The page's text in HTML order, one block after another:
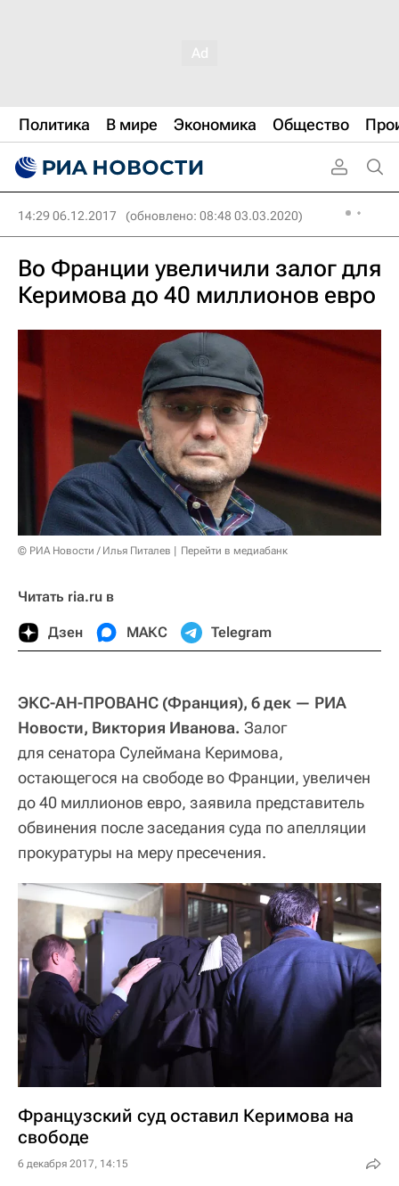
Политика В мире Экономика Общество
14:29 06.12.2017 (обновлено: 08:48 03.03.2020)
Во Франции увеличили залог для
Керимова до 40 миллионов евро
© РИА Новости / Илья Питалев Перейти в медиабанк
Читать ria.ru в
Дзен МАКС Telegram
ЭКС-АН-ПРОВАНС (Франция), 6 дек — РИА
Новости, Виктория Иванова. Залог
для сенатора Сулеймана Керимова,
остающегося на свободе во Франции, увеличен
до 40 миллионов евро, заявила представитель
обвинения после заседания суда по апелляции
прокуратуры на меру пресечения.
Французский суд оставил Керимова на
свободе
6 декабря 2017, 14:15